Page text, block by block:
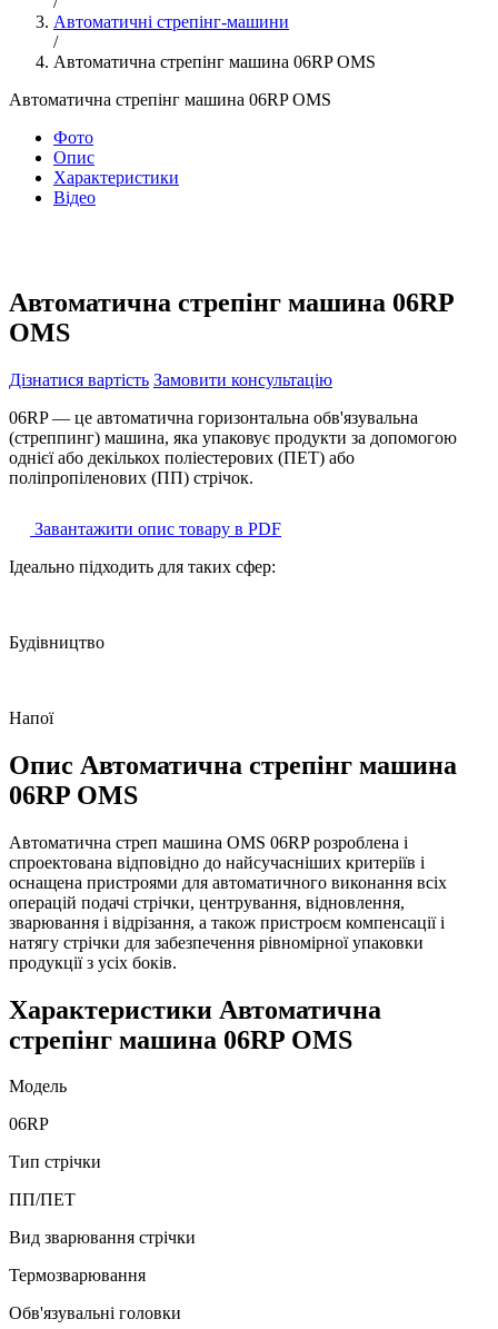
Автоматичні стрепінг-машини
/
Автоматична стрепінг машина 06RP OMS
Автоматична стрепінг машина 06RP OMS
Фото
Опис
Характеристики
Відео
Автоматична стрепінг машина 06RP
OMS
Дізнатися вартість Замовити консультацію
06RP — це автоматична горизонтальна обв'язувальна
(стреппинг) машина, яка упаковує продукти за допомогою
однієї або декількох поліестерових (ПЕТ) або
поліпропіленових (ПП) стрічок.
Завантажити опис товару в PDF
Ідеально підходить для таких сфер:
Будівництво
Напої
Опис Автоматична стрепінг машина
06RP OMS
Автоматична стреп машина OMS 06RP розроблена і
спроектована відповідно до найсучасніших критеріїв і
оснащена пристроями для автоматичного виконання всіх
операцій подачі стрічки, центрування, відновлення,
зварювання і відрізання, а також пристроєм компенсації і
натягу стрічки для забезпечення рівномірної упаковки
продукції з усіх боків.
Характеристики Автоматична
стрепінг машина 06RP OMS
Модель
06RP
Тип стрічки
ПП/ПЕТ
Вид зварювання стрічки
Термозварювання
Обв'язувальні головки